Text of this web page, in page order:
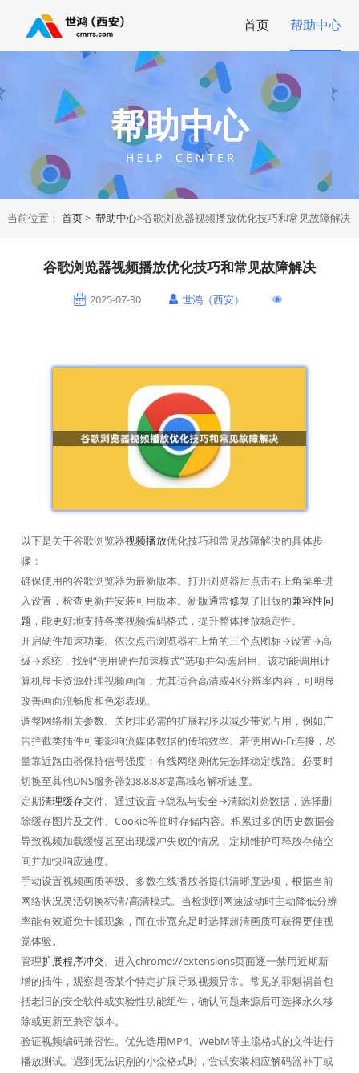
首页 帮助中心
帮助中心
H E L P C E N T E R
当前位置： 首页> 帮助中心>谷歌浏览器视频播放优化技巧和常见故障解决
谷歌浏览器视频播放优化技巧和常见故障解决
2025-07-30 世鸿（西安）
以下是关于谷歌浏览器视频播放优化技巧和常见故障解决的具体步
骤：
确保使用的谷歌浏览器为最新版本。打开浏览器后点击右上角菜单进
入设置，检查更新并安装可用版本。新版通常修复了旧版的兼容性问
题 ，能更好地支持各类视频编码格式，提升整体播放稳定性。
开启硬件加速功能。依次点击浏览器右上角的三个点图标→设置→高
级→系统，找到“使用硬件加速模式”选项并勾选启用。该功能调用计
算机显卡资源处理视频画面，尤其适合高清或4K分辨率内容，可明显
改善画面流畅度和色彩表现。
调整网络相关参数。关闭非必需的扩展程序以减少带宽占用，例如广
告拦截类插件可能影响流媒体数据的传输效率。若使用Wi-Fi连接，尽
量靠近路由器保持信号强度；有线网络则优先选择稳定线路。必要时
切换至其他DNS服务器如8.8.8.8提高域名解析速度。
定期清理缓存文件。通过设置→隐私与安全→清除浏览数据，选择删
除缓存图片及文件、Cookie等临时存储内容。积累过多的历史数据会
导致视频加载缓慢甚至出现缓冲失败的情况，定期维护可释放存储空
间并加快响应速度。
手动设置视频画质等级。多数在线播放器提供清晰度选项，根据当前
网络状况灵活切换标清/高清模式。当检测到网速波动时主动降低分辨
率能有效避免卡顿现象，而在带宽充足时选择超清画质可获得更佳视
觉体验。
管理扩展程序冲突。进入chrome://extensions页面逐一禁用近期新
增的插件，观察是否某个特定扩展导致视频异常。常见的罪魁祸首包
括老旧的安全软件或实验性功能组件，确认问题来源后可选择永久移
除或更新至兼容版本。
验证视频编码兼容性。优先选用MP4、WebM等主流格式的文件进行
播放测试。遇到无法识别的小众格式时，尝试安装相应解码器补丁或